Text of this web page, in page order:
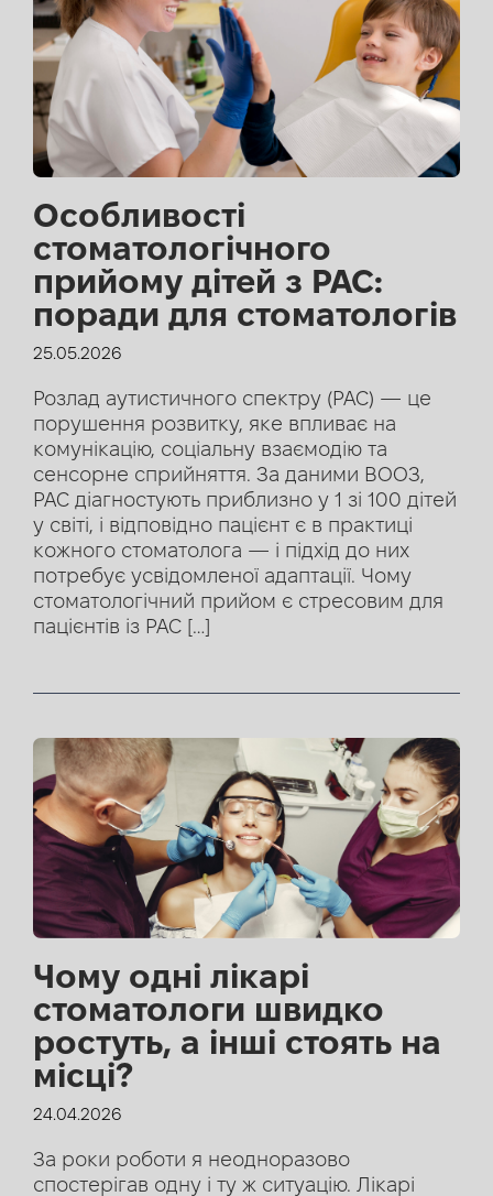
Особливості
стоматологічного
прийому дітей з РАС:
поради для стоматологів
25.05.2026
Розлад аутистичного спектру (РАС) — це
порушення розвитку, яке впливає на
комунікацію, соціальну взаємодію та
сенсорне сприйняття. За даними ВООЗ,
РАС діагностують приблизно у 1 зі 100 дітей
у світі, і відповідно пацієнт є в практиці
кожного стоматолога — і підхід до них
потребує усвідомленої адаптації. Чому
стоматологічний прийом є стресовим для
пацієнтів із РАС […]
Чому одні лікарі
стоматологи швидко
ростуть, а інші стоять на
місці?
24.04.2026
За роки роботи я неодноразово
спостерігав одну і ту ж ситуацію. Лікарі